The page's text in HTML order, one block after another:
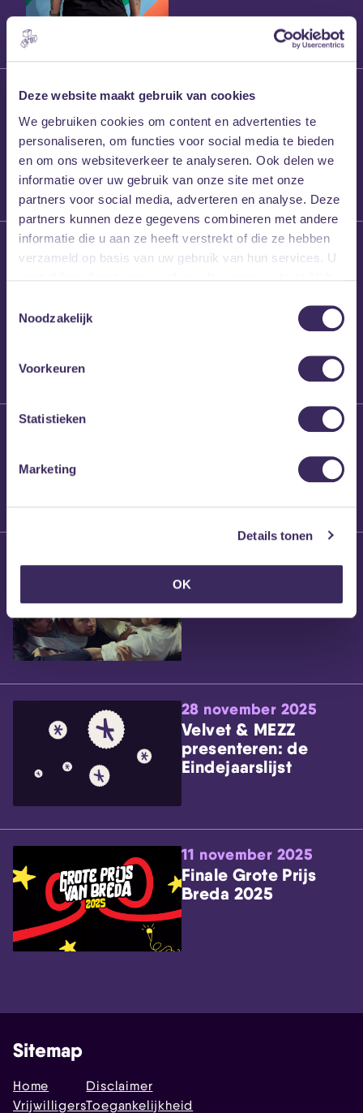
Deze website maakt gebruik van cookies
We gebruiken cookies om content en advertenties te
personaliseren, om functies voor social media te bieden
en om ons websiteverkeer te analyseren. Ook delen we
informatie over uw gebruik van onze site met onze
partners voor social media, adverteren en analyse. Deze
partners kunnen deze gegevens combineren met andere
informatie die u aan ze heeft verstrekt of die ze hebben
verzameld op basis van uw gebruik van hun services. U
Noodzakelijk
Voorkeuren
Statistieken
Marketing
Details tonen
OK
27 maart 2026
Willem’s Blog:
Frans Kalf
26 maart 2026
Willem’s Blog: High
Brennt Vanneste
Willem’s Blog: Ão
28 november 2025
Velvet & MEZZ
presenteren: de
Eindejaarslijst
11 november 2025
Finale Grote Prijs
Breda 2025
Sitemap
Home
Vrijwilligers
Disclaimer
Toegankelijkheid